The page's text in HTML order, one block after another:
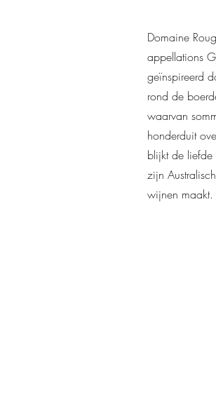
Domaine
appellations
geïnspireerd
rond de
waarvan
honderduit
blijkt de
zijn
wijnen maakt.